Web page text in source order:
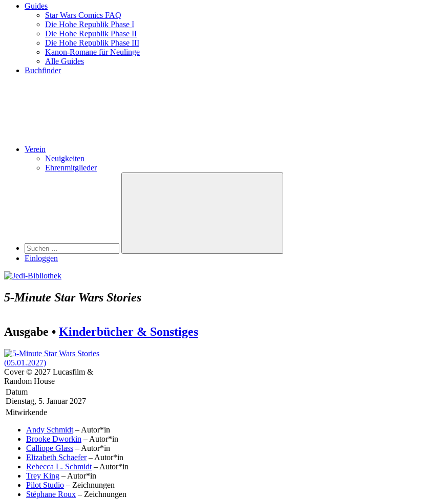
Guides
Star Wars Comics FAQ
Die Hohe Republik Phase I
Die Hohe Republik Phase II
Die Hohe Republik Phase III
Kanon-Romane für Neulinge
Alle Guides
Buchfinder
Verein
Neuigkeiten
Ehrenmitglieder
Suchen
Einloggen
5-Minute Star Wars Stories
Ausgabe • Kinderbücher & Sonstiges
Cover © 2027 Lucasfilm &
Random House
Datum
Dienstag, 5. Januar 2027
Mitwirkende
Andy Schmidt – Autor*in
Brooke Dworkin – Autor*in
Calliope Glass – Autor*in
Elizabeth Schaefer– Autor*in
Rebecca L. Schmidt – Autor*in
Trey King – Autor*in
Pilot Studio – Zeichnungen
Stéphane Roux – Zeichnungen